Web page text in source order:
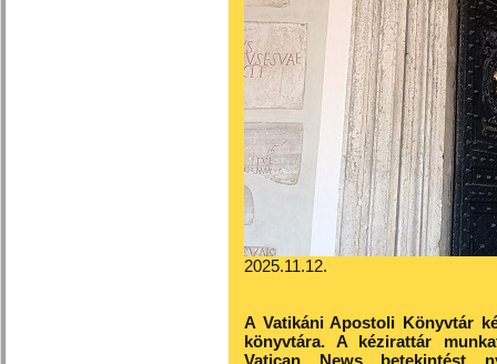
2025.11.12.
A Vatikáni Apostoli Könyvtár
könyvtára. A kézirattár
Vatican News betekintést